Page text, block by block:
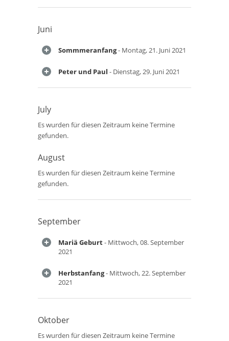
Juni
Sommmeranfang- Montag, 21. Juni 2021
Peter und Paul - Dienstag, 29. Juni 2021
July
Es wurden für diesen Zeitraum keine Termine
gefunden.
August
Es wurden für diesen Zeitraum keine Termine
gefunden.
September
Mariä Geburt- Mittwoch, 08. September
2021
Herbstanfang- Mittwoch, 22. September
2021
Oktober
Es wurden für diesen Zeitraum keine Termine